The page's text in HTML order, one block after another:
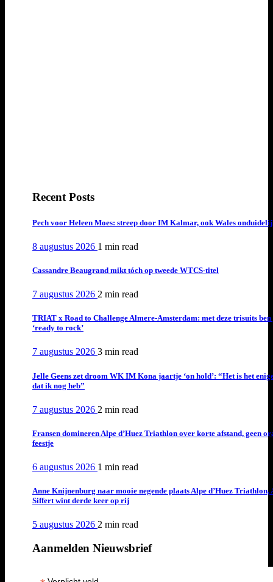
Recent Posts
Pech voor Heleen Moes: streep door IM Kalmar, ook Wales
8 augustus 2026 1 min read
Cassandre Beaugrand mikt tóch op tweede WTCS-titel
7 augustus 2026 2 min read
TRIAT x Road to Challenge Almere-Amsterdam: met deze trisuits ben
‘ready to rock’
7 augustus 2026 3 min read
Jelle Geens zet droom WK IM Kona jaartje ‘on hold’: “Het is het
dat ik nog heb”
7 augustus 2026 2 min read
Fransen domineren Alpe d’Huez Triathlon over korte afstand, geen
feestje
6 augustus 2026 1 min read
Anne Knijnenburg naar mooie negende plaats Alpe d’Huez Triathlon,
Siffert wint derde keer op rij
5 augustus 2026 2 min read
Aanmelden Nieuwsbrief